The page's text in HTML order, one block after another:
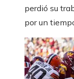
perdió su
por un